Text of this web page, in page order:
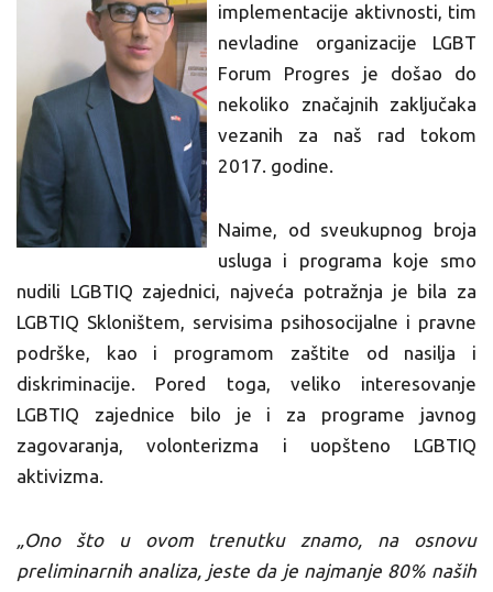
implementacije aktivnosti, tim
nevladine organizacije LGBT
Forum Progres je došao do
nekoliko značajnih zaključaka
vezanih za naš rad tokom
2017. godine.
Naime, od sveukupnog broja
usluga i programa koje smo
nudili LGBTIQ zajednici, najveća potražnja je bila za
LGBTIQ Skloništem, servisima psihosocijalne i pravne
podrške, kao i programom zaštite od nasilja i
diskriminacije. Pored toga, veliko interesovanje
LGBTIQ zajednice bilo je i za programe javnog
zagovaranja, volonterizma i uopšteno LGBTIQ
aktivizma.
„Ono što u ovom trenutku znamo, na osnovu
preliminarnih analiza, jeste da je najmanje 80% naših